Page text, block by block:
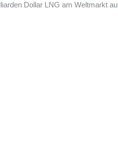
Dollar LNG am Weltmarkt